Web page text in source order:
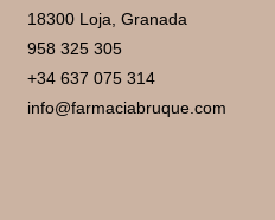
18300 Loja, Granada
958 325 305
+34 637 075 314
info@farmaciabruque.com